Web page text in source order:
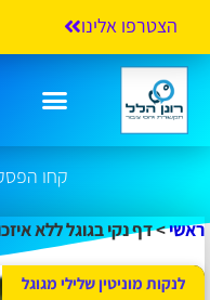
הצטרפו אלינו
דף נקי בגוגל
קחו
ראשי>דף נקי בגוגל ללא
לנקות מוניטין שלילי מגוגל